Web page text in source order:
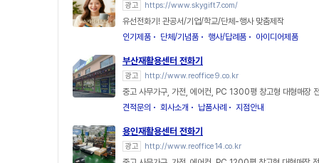
광고 https://www.skygift7.com/
유선전화기! 관공서/기업/학교/단체-행사 맞춤제작
인기제품
단체/기념품 행사/답례품 아이디어제품
부산재활용센터 전화기
광고 http://www.reoffice9.co.kr
중고 사무가구, 가전, 에어컨, PC 1300평 창고형 대형매장 전
견적문의
회사소개 납품사례 지점안내
용인재활용센터 전화기
광고 http://www.reoffice14.co.kr